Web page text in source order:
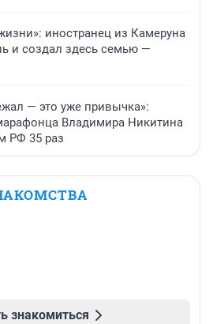
иностранец из Камеруна
и создал здесь семью —
— это уже привычка»:
Владимира Никитина
РФ 35 раз
знакомиться